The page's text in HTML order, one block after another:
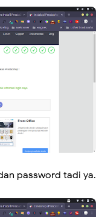
password tadi ya.